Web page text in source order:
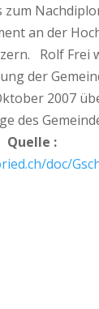
zum
an der
Rolf Frei
der
2007
des
Quelle :
doc/